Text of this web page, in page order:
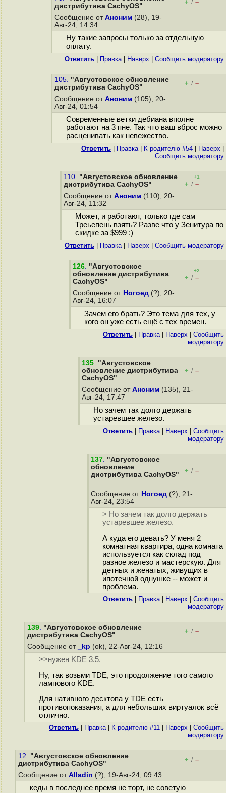
дистрибутива CachyOS"
+ / –
Сообщение от Аноним (28), 19-
Авг-24, 14:34
Ну такие запросы только за отдельную
оплату.
Ответить Правка| Наверх Cообщить модератору
105. "Августовское обновление
дистрибутива CachyOS"
+ / –
Сообщение от Аноним (105), 20-
Авг-24, 01:54
Современные ветки дебиана вполне
работают на 3 пнe. Так что ваш вбpoc можно
расценивать как невежество.
Ответить Правка| К родителю #54 Наверх
Cообщить модератору
110. "Августовское обновление
дистрибутива CachyOS"
+1
+ / –
Сообщение от Аноним (110), 20-
Авг-24, 11:32
Может, и работают, только где сам
Треьепень взять? Разве что у Зенитура по
скидке за $999 :)
Ответить Правка| Наверх Cообщить модератору
126. "Августовское
обновление дистрибутива
CachyOS"
+2
+ / –
Сообщение от Ногоед (?), 20-
Авг-24, 16:07
Зачем его брать? Это тема для тех, у
кого он уже есть ещё с тех времен.
Ответить Правка| Наверх
Cообщить
модератору
135. "Августовское
обновление дистрибутива
CachyOS"
+ / –
Сообщение от Аноним (135), 21-
Авг-24, 17:47
Но зачем так долго держать
устаревшее железо.
Ответить Правка| Наверх
Cообщить
модератору
137. "Августовское
обновление
дистрибутива CachyOS"
+ / –
Сообщение от Ногоед (?), 21-
Авг-24, 23:54
> Но зачем так долго держать
устаревшее железо.
А куда его девать? У меня 2
комнатная квартира, одна комната
используется как склад под
разное железо и мастерскую. Для
детных и женатых, живущих в
ипотечной однушке -- может и
проблема.
Ответить Правка| Наверх
Cообщить
модератору
139. "Августовское обновление
дистрибутива CachyOS"
+ / –
Сообщение от _kp (ok), 22-Авг-24, 12:16
>>нужен KDE 3.5.
Ну, так возьми TDE, это продолжение того самого
лампового KDE.
Для нативного десктопа у TDE есть
противопоказания, а для небольших виртуалок всё
отлично.
Ответить Правка| К родителю #11 Наверх
Cообщить
модератору
12. "Августовское обновление
дистрибутива CachyOS"
+ / –
Сообщение от Alladin (?), 19-Авг-24, 09:43
кеды в последнее время не торт, не советую